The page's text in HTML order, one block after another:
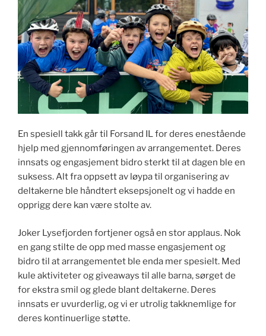
En spesiell takk går til Forsand IL for deres enestående
hjelp med gjennomføringen av arrangementet. Deres
innsats og engasjement bidro sterkt til at dagen ble en
suksess. Alt fra oppsett av løypa til organisering av
deltakerne ble håndtert eksepsjonelt og vi hadde en
opprigg dere kan være stolte av.
Joker Lysefjorden fortjener også en stor applaus. Nok
en gang stilte de opp med masse engasjement og
bidro til at arrangementet ble enda mer spesielt. Med
kule aktiviteter og giveaways til alle barna, sørget de
for ekstra smil og glede blant deltakerne. Deres
innsats er uvurderlig, og vi er utrolig takknemlige for
deres kontinuerlige støtte.